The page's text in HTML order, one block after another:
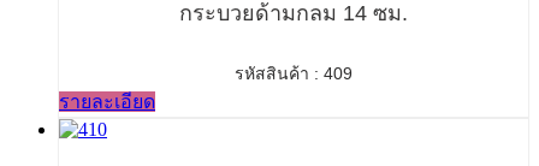
กระบวยด้ามกลม 14 ซม.
รหัสสินค้า : 409
รายละเอียด